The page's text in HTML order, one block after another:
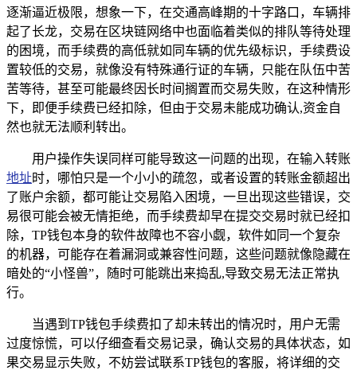
逐渐逼近极限，想象一下，在交通高峰期的十字路口，车辆排
起了长龙，交易在区块链网络中也面临着类似的排队等待处理
的困境，而手续费的高低就如同车辆的优先级标识，手续费设
置较低的交易，就像没有特殊通行证的车辆，只能在队伍中苦
苦等待，甚至可能最终因长时间搁置而交易失败，在这种情形
下，即便手续费已经扣除，但由于交易未能成功确认,资金自
然也就无法顺利转出。
用户操作失误同样可能导致这一问题的出现，在输入转账
地址时，哪怕只是一个小小的疏忽，或者设置的转账金额超出
了账户余额，都可能让交易陷入困境，一旦出现这些错误，交
易很可能会被无情拒绝，而手续费却早在提交交易时就已经扣
除，TP钱包本身的软件故障也不容小觑，软件如同一个复杂
的机器，可能存在着漏洞或兼容性问题，这些问题就像隐藏在
暗处的“小怪兽”，随时可能跳出来捣乱,导致交易无法正常执
行。
当遇到TP钱包手续费扣了却未转出的情况时，用户无需
过度惊慌，可以仔细查看交易记录，确认交易的具体状态，如
果交易显示失败，不妨尝试联系TP钱包的客服，将详细的交